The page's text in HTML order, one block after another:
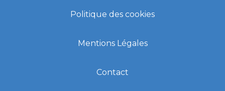
Politique des cookies
Mentions Légales
Contact